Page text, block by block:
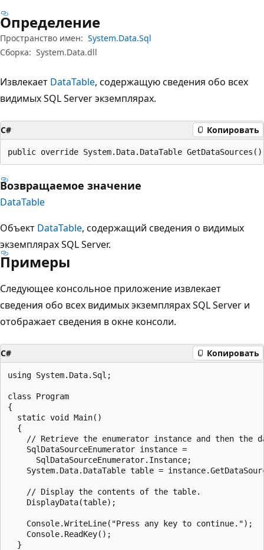
Определение
Пространство имен: System.Data.Sql
Сборка: System.Data.dll
Извлекает DataTable, содержащую сведения обо всех
видимых SQL Server экземплярах.
C# Копировать
public override System.Data.DataTable
Возвращаемое значение
DataTable
Объект DataTable, содержащий сведения о видимых
экземплярах SQL Server.
Примеры
Следующее консольное приложение извлекает
сведения обо всех видимых экземплярах SQL Server и
отображает сведения в окне консоли.
C# Копировать
using System.Data.Sql;
class Program
{
  static void Main()
  {
// Retrieve the enumerator instance and then the
    SqlDataSourceEnumerator instance =
      SqlDataSourceEnumerator.Instance;
System.Data.DataTable table =
    // Display the contents of the table.
    DisplayData(table);
    Console.WriteLine("Press any key to continue.");
    Console.ReadKey();
  }